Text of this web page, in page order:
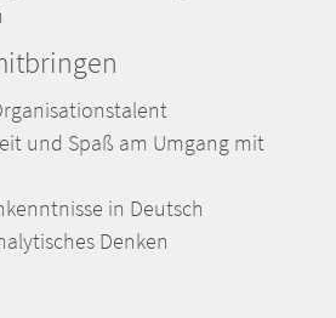
und Spaß am Umgang mit
in Deutsch
Denken